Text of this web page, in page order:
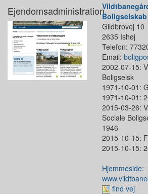
Ejendomsadministration
Gildbrovej 10
2635 Ishøj
Telefon:
Email:
2002-07-15:
Boligselsk
1971-10-01:
1971-10-01:
2015-03-26:
Sociale
1946
2015-10-15:
2015-10-15:
Hjemmeside:
find vej